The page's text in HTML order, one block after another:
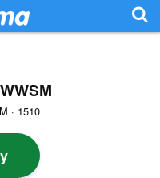
· 1510